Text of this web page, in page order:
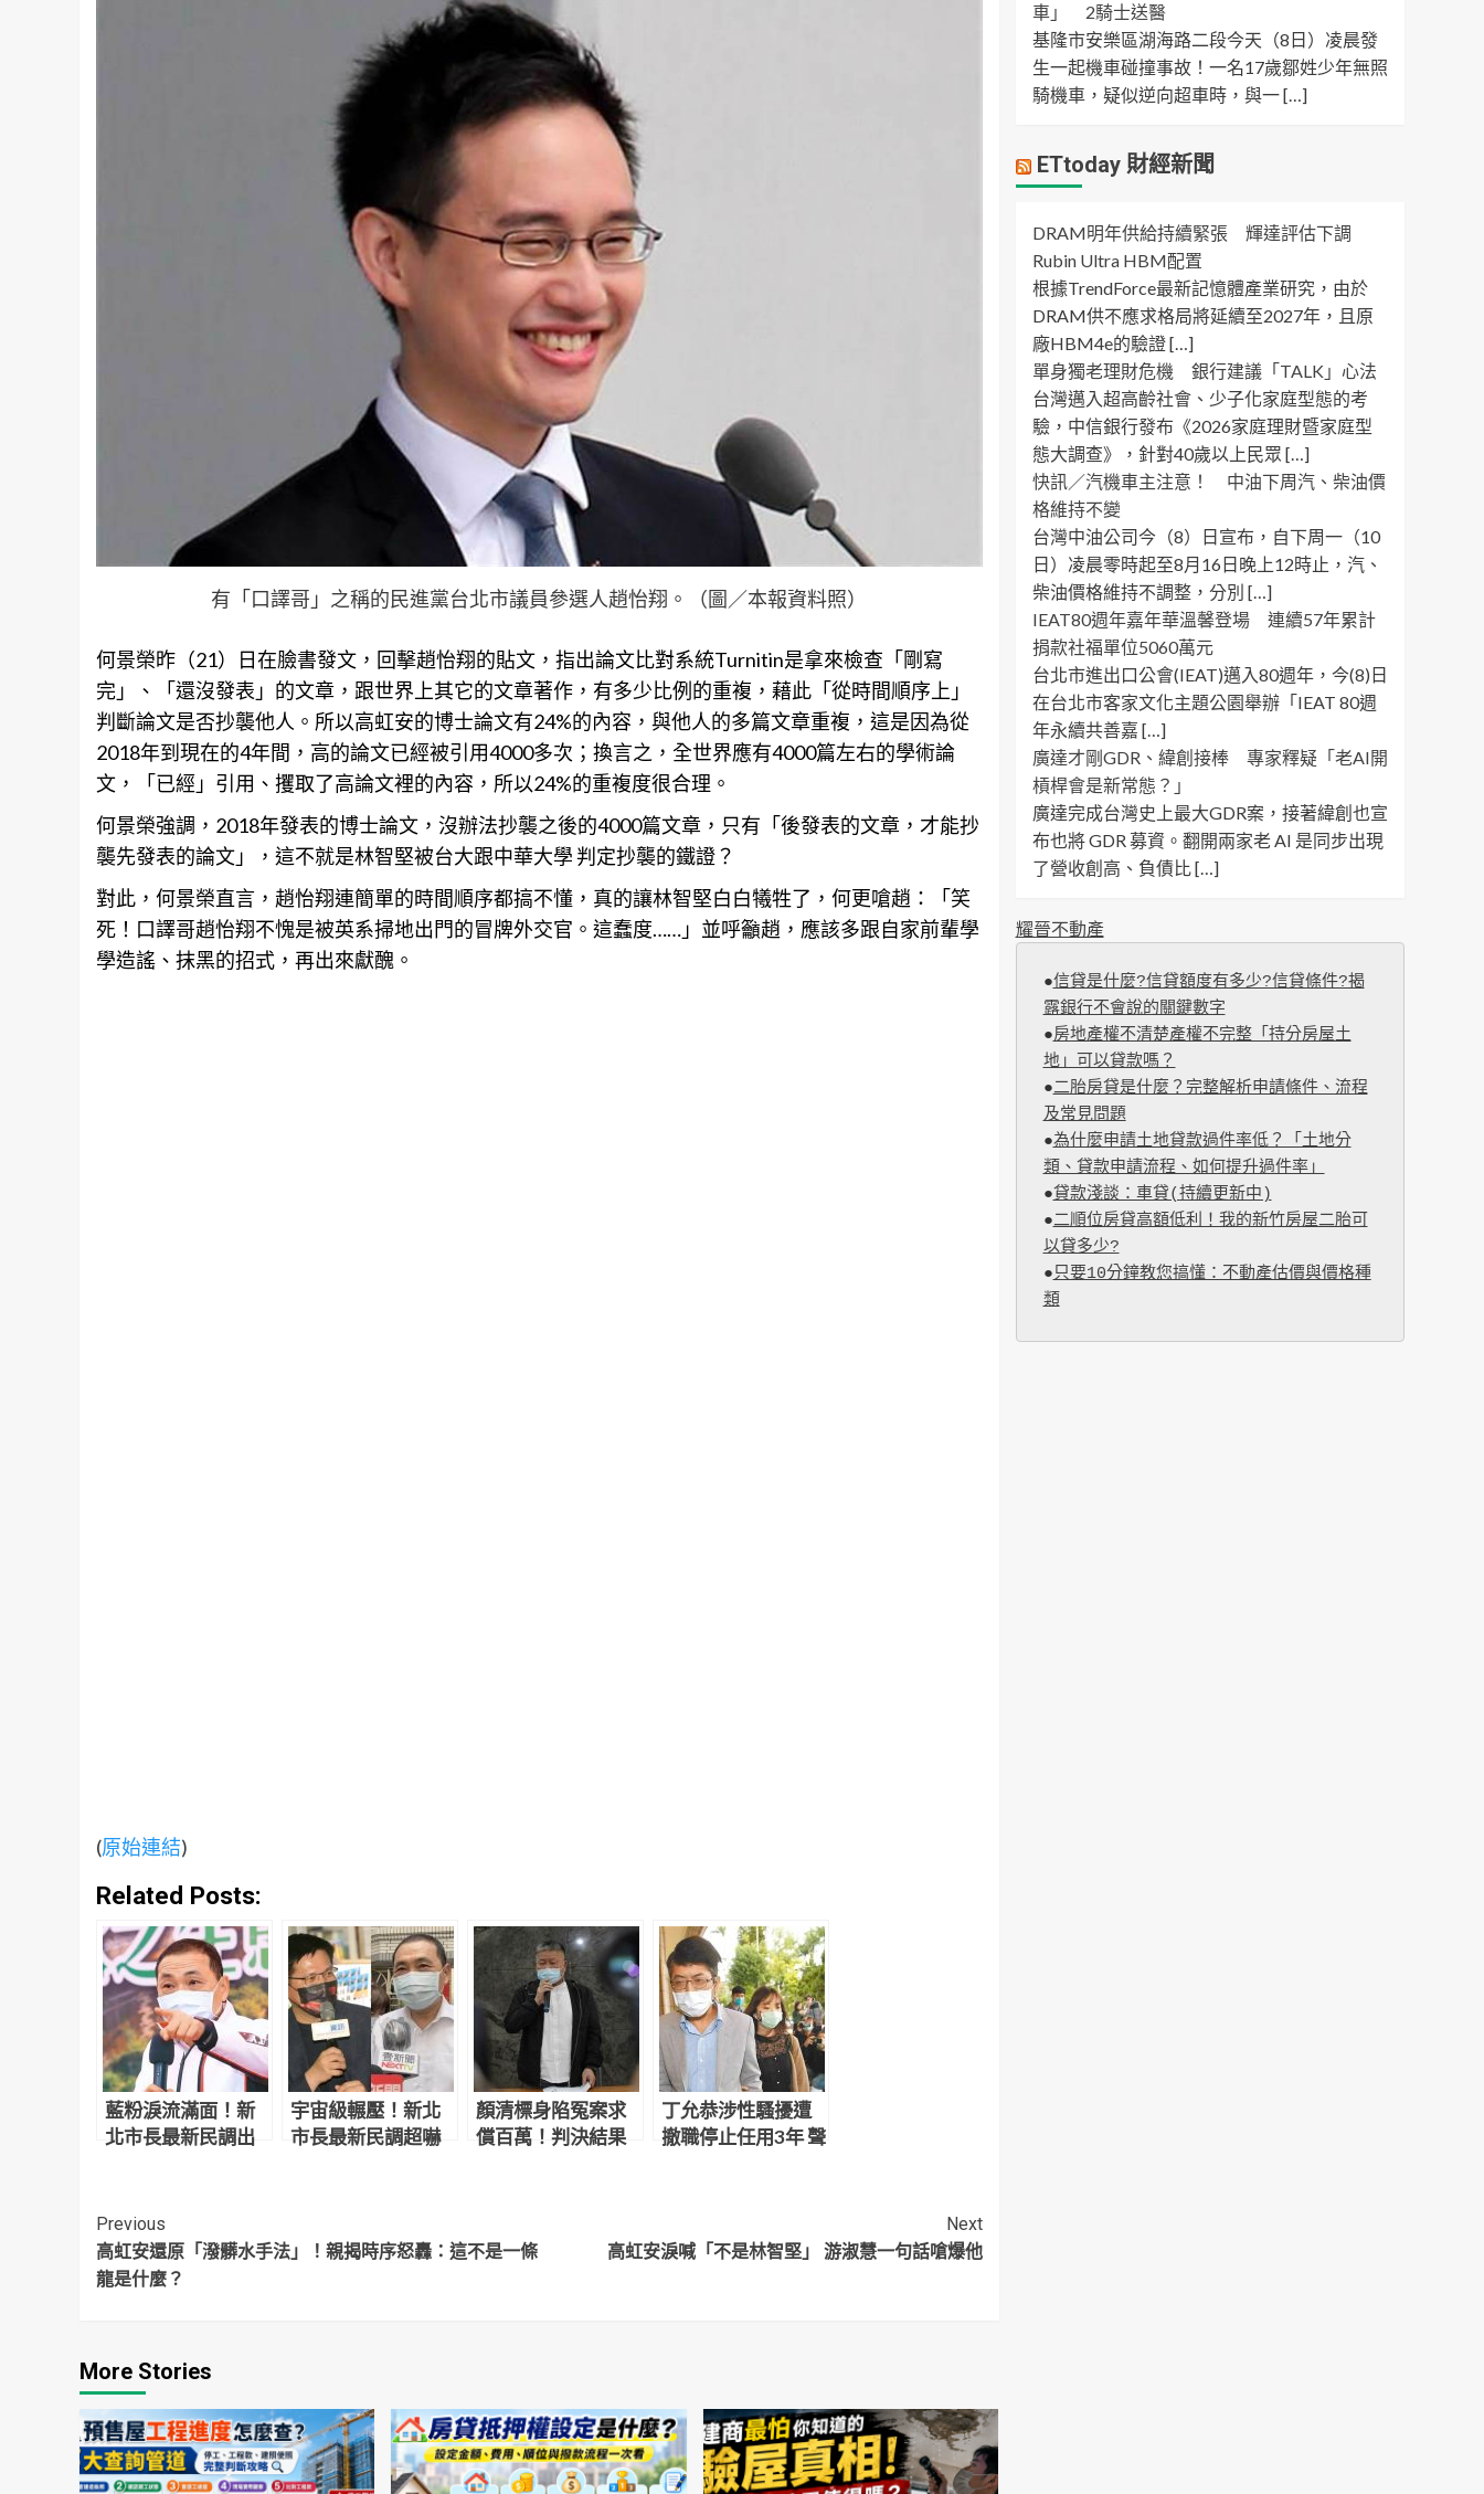
有「口譯哥」之稱的民進黨台北市議員參選人趙怡翔。（圖／本報資料照）
何景榮昨（21）日在臉書發文，回擊趙怡翔的貼文，指出論文比對系統Turnitin是拿來檢查「剛寫
完」、「還沒發表」的文章，跟世界上其它的文章著作，有多少比例的重複，藉此「從時間順序上」
判斷論文是否抄襲他人。所以高虹安的博士論文有24%的內容，與他人的多篇文章重複，這是因為從
2018年到現在的4年間，高的論文已經被引用4000多次；換言之，全世界應有4000篇左右的學術論
文，「已經」引用、攫取了高論文裡的內容，所以24%的重複度很合理。
何景榮強調，2018年發表的博士論文，沒辦法抄襲之後的4000篇文章，只有「後發表的文章，才能抄
襲先發表的論文」，這不就是林智堅被台大跟中華大學 判定抄襲的鐵證？
對此，何景榮直言，趙怡翔連簡單的時間順序都搞不懂，真的讓林智堅白白犧牲了，何更嗆趙：「笑
死！口譯哥趙怡翔不愧是被英系掃地出門的冒牌外交官。這蠢度……」並呼籲趙，應該多跟自家前輩學
學造謠、抹黑的招式，再出來獻醜。
(原始連結)
Related Posts:
藍粉淚流滿面！新
北市長最新民調出
宇宙級輾壓！新北
市長最新民調超嚇
顏清標身陷冤案求
償百萬！判決結果
丁允恭涉性騷擾遭
撤職停止任用3年 聲
Continue
Reading
Previous
高虹安還原「潑髒水手法」！親揭時序怒轟：這不是一條
龍是什麼？
Next
高虹安淚喊「不是林智堅」 游淑慧一句話嗆爆他
More Stories
車」 2騎士送醫
基隆市安樂區湖海路二段今天（8日）凌晨發
生一起機車碰撞事故！一名17歲鄒姓少年無照
騎機車，疑似逆向超車時，與一 […]
ETtoday 財經新聞
DRAM明年供給持續緊張 輝達評估下調
Rubin Ultra HBM配置
根據TrendForce最新記憶體產業研究，由於
DRAM供不應求格局將延續至2027年，且原
廠HBM4e的驗證 […]
單身獨老理財危機 銀行建議「TALK」心法
台灣邁入超高齡社會、少子化家庭型態的考
驗，中信銀行發布《2026家庭理財暨家庭型
態大調查》，針對40歲以上民眾 […]
快訊／汽機車主注意！ 中油下周汽、柴油價
格維持不變
台灣中油公司今（8）日宣布，自下周一（10
日）凌晨零時起至8月16日晚上12時止，汽、
柴油價格維持不調整，分別 […]
IEAT80週年嘉年華溫馨登場 連續57年累計
捐款社福單位5060萬元
台北市進出口公會(IEAT)邁入80週年，今(8)日
在台北市客家文化主題公園舉辦「IEAT 80週
年永續共善嘉 […]
廣達才剛GDR、緯創接棒 專家釋疑「老AI開
槓桿會是新常態？」
廣達完成台灣史上最大GDR案，接著緯創也宣
布也將 GDR 募資。翻開兩家老 AI 是同步出現
了營收創高、負債比 […]
耀晉不動產
●信貸是什麼?信貸額度有多少?信貸條件?揭
露銀行不會說的關鍵數字
●房地產權不清楚產權不完整「持分房屋土
地」可以貸款嗎？
●二胎房貸是什麼？完整解析申請條件、流程
及常見問題
●為什麼申請土地貸款過件率低？「土地分
類、貸款申請流程、如何提升過件率」
●貸款淺談：車貸(持續更新中)
●二順位房貸高額低利！我的新竹房屋二胎可
以貸多少?
●只要10分鐘教您搞懂：不動產估價與價格種
類